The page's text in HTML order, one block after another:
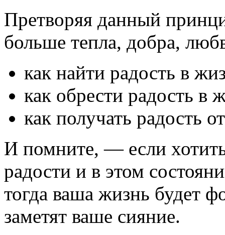
Претворяя данный
больше тепла, добра,
как найти радость в
как обрести радость в
как получать радость
И помните, — если
радости и в этом
тогда ваша жизнь будет
заметят ваше сияние.